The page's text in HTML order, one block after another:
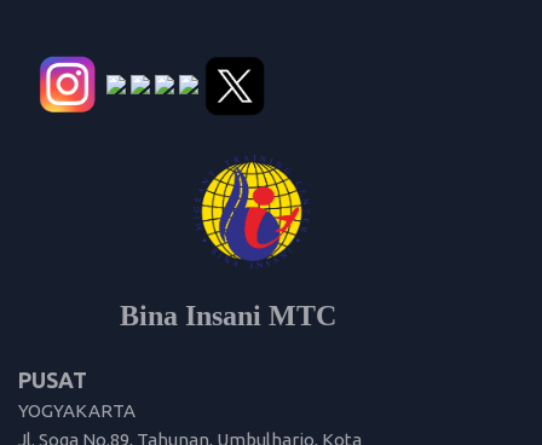
Bina Insani MTC
PUSAT
YOGYAKARTA
Jl. Soga No.89, Tahunan, Umbulharjo, Kota